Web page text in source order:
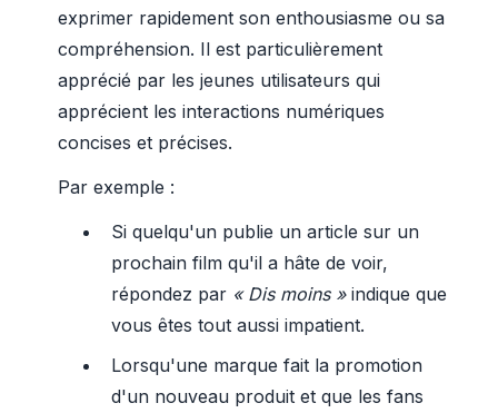
exprimer rapidement son enthousiasme ou sa
compréhension. Il est particulièrement
apprécié par les jeunes utilisateurs qui
apprécient les interactions numériques
concises et précises.
Par exemple :
Si quelqu'un publie un article sur un
prochain film qu'il a hâte de voir,
répondez par « Dis moins »indique que
vous êtes tout aussi impatient.
Lorsqu'une marque fait la promotion
d'un nouveau produit et que les fans